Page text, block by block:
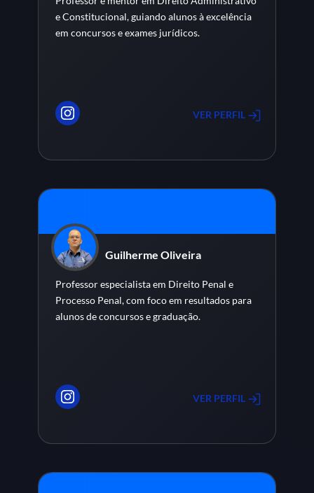
e Constitucional, guiando alunos à excelência
em concursos e exames jurídicos.
VER PERFIL
Guilherme Oliveira
Professor especialista em Direito Penal e
Processo Penal, com foco em resultados para
alunos de concursos e graduação.
VER PERFIL